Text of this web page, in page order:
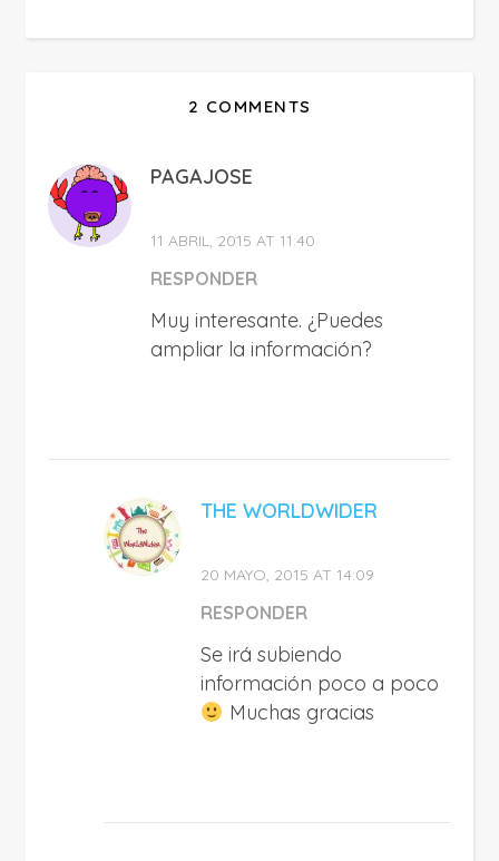
2 COMMENTS
PAGAJOSE
11 ABRIL, 2015 AT 11:40
RESPONDER
Muy interesante. ¿Puedes
ampliar la información?
THE WORLDWIDER
20 MAYO, 2015 AT 14:09
RESPONDER
Se irá subiendo
información poco a poco
Muchas gracias